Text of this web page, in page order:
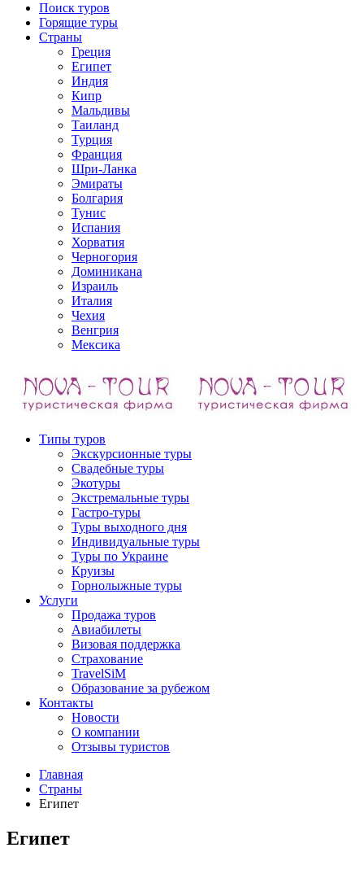
Поиск туров
Горящие туры
Страны
Греция
Египет
Индия
Кипр
Мальдивы
Таиланд
Турция
Франция
Шри-Ланка
Эмираты
Болгария
Тунис
Испания
Хорватия
Черногория
Доминикана
Израиль
Италия
Чехия
Венгрия
Мексика
Типы туров
Экскурсионные туры
Свадебные туры
Экотуры
Экстремальные туры
Гастро-туры
Туры выходного дня
Индивидуальные туры
Туры по Украине
Круизы
Горнолыжные туры
Услуги
Продажа туров
Авиабилеты
Визовая поддержка
Страхование
TravelSiM
Образование за рубежом
Контакты
Новости
О компании
Отзывы туристов
Главная
Страны
Египет
Египет